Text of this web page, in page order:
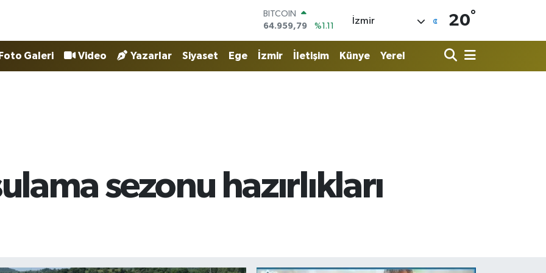
64.959,79
DOLAR
47,7436
%0.18
EURO
%0.32
İzmir 20°
Foto Galeri Video Yazarlar Siyaset Ege İzmir İletişim Künye Yerel
sezonu hazırlıkları